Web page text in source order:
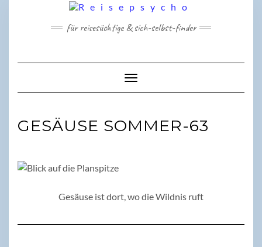
für reisesüchtige & sich-selbst-finder
Toggle Navigation
GESÄUSE SOMMER-63
Gesäuse ist dort, wo die Wildnis ruft